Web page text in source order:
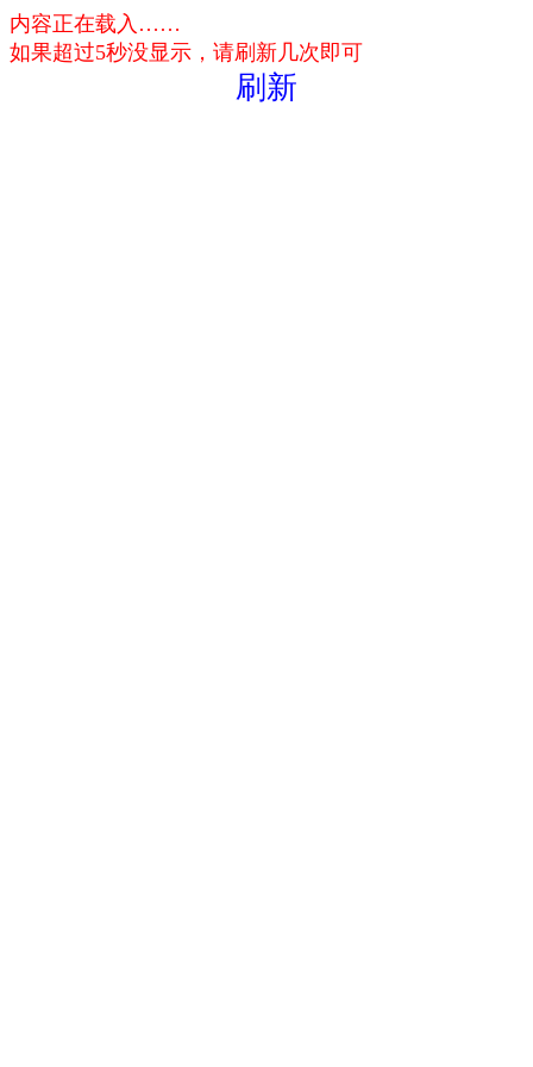
内容正在载入……
如果超过5秒没显示，请刷新几次即可
刷新